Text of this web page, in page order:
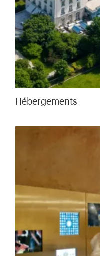
Hébergements